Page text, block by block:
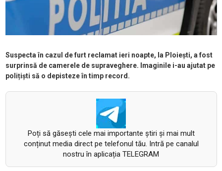
Suspecta în cazul de furt reclamat ieri noapte, la Ploiești, a fost
surprinsă de camerele de supraveghere. Imaginile i-au ajutat pe
polițiști să o depisteze în timp record.
Poți să găsești cele mai importante știri și mai mult
conținut media direct pe telefonul tău. Intră pe canalul
nostru în aplicația TELEGRAM